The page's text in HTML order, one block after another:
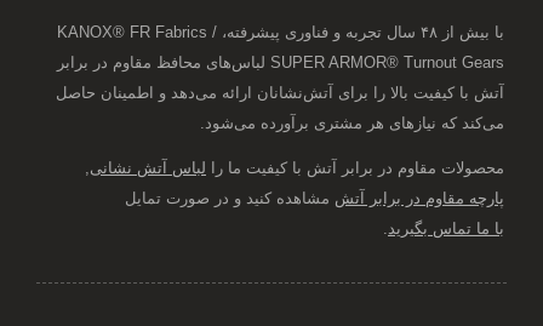
با بیش از ۴۸ سال تجربه و فناوری پیشرفته، KANOX® FR Fabrics /
SUPER ARMOR® Turnout Gears لباس‌های محافظ مقاوم در برابر
آتش با کیفیت بالا را برای آتش‌نشانان ارائه می‌دهد و اطمینان حاصل
می‌کند که نیازهای هر مشتری برآورده می‌شود.
محصولات مقاوم در برابر آتش با کیفیت ما را لباس آتش نشانی
پارچه مقاوم در برابر آتش مشاهده کنید و در صورت تمایل
با ما تماس بگیرید